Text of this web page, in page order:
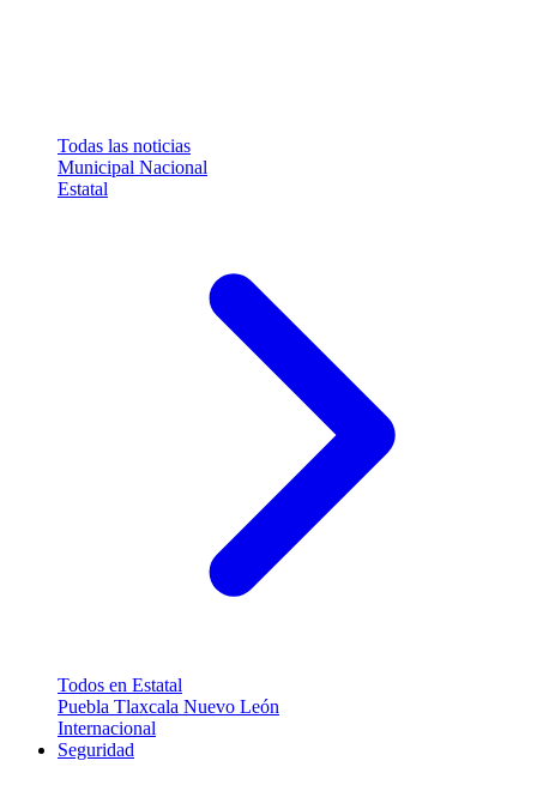
Todas las noticias
Municipal Nacional
Estatal
Todos en Estatal
Puebla Tlaxcala Nuevo León
Internacional
Seguridad